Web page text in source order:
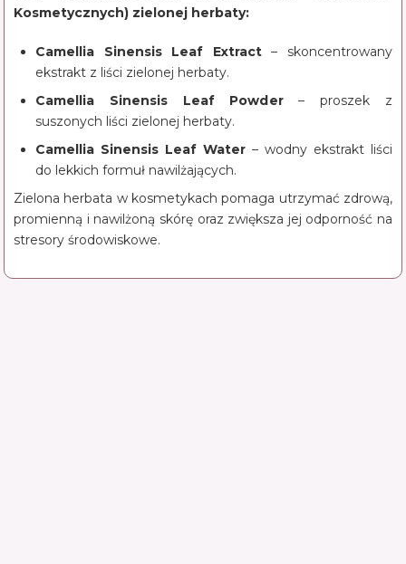
Kosmetycznych) zielonej herbaty:
Camellia Sinensis Leaf Extract– skoncentrowany
ekstrakt z liści zielonej herbaty.
Camellia Sinensis Leaf Powder– proszek z
suszonych liści zielonej herbaty.
Camellia Sinensis Leaf Water – wodny ekstrakt liści
do lekkich formuł nawilżających.
Zielona herbata w kosmetykach pomaga utrzymać zdrową,
promienną i nawilżoną skórę oraz zwiększa jej odporność na
stresory środowiskowe.